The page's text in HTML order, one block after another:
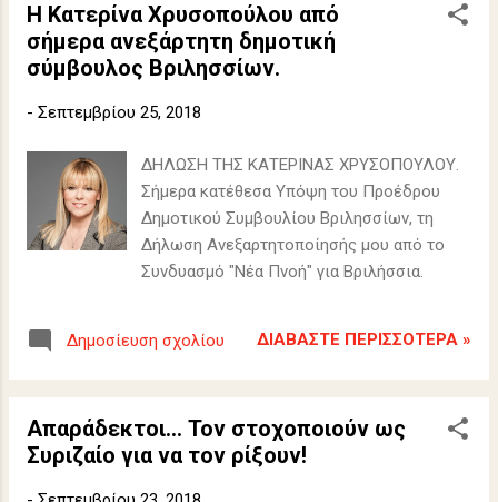
Η Κατερίνα Χρυσοπούλου από
σήμερα ανεξάρτητη δημοτική
σύμβουλος Βριλησσίων.
- Σεπτεμβρίου 25, 2018
ΔΗΛΩΣΗ ΤΗΣ ΚΑΤΕΡΙΝΑΣ ΧΡΥΣΟΠΟΥΛΟΥ.
Σήμερα κατέθεσα Υπόψη του Προέδρου
Δημοτικού Συμβουλίου Βριλησσίων, τη
Δήλωση Ανεξαρτητοποίησής μου από το
Συνδυασμό "Νέα Πνοή" για Βριλήσσια.
Δημοσίευση σχολίου ΔΙΑΒΆΣΤΕ ΠΕΡΙΣΣΌΤΕΡΑ »
Απαράδεκτοι... Τον στοχοποιούν ως
Συριζαίο για να τον ρίξουν!